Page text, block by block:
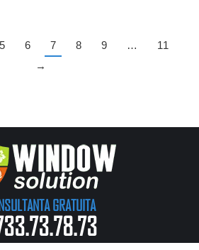
5 6 7 8 9 …
11
→
GRATUITA